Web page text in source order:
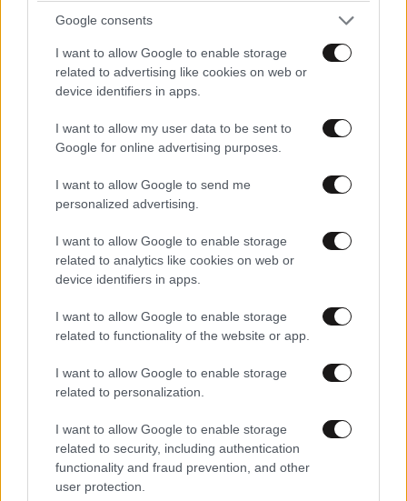
Google consents
I want to allow Google to enable storage
related to advertising like cookies on web or
device identifiers in apps.
I want to allow my user data to be sent to
Google for online advertising purposes.
I want to allow Google to send me
personalized advertising.
I want to allow Google to enable storage
related to analytics like cookies on web or
device identifiers in apps.
I want to allow Google to enable storage
related to functionality of the website or app.
I want to allow Google to enable storage
related to personalization.
I want to allow Google to enable storage
related to security, including authentication
functionality and fraud prevention, and other
user protection.
Ακολουθήστε τοNEWSBEAST
και μάθετε πρώτοι όλες τις ειδήσεις
ΣΧΌΛΙΑ ΑΝΑΓΝΩΣΤΏΝ